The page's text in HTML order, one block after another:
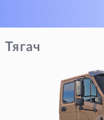
Тягач